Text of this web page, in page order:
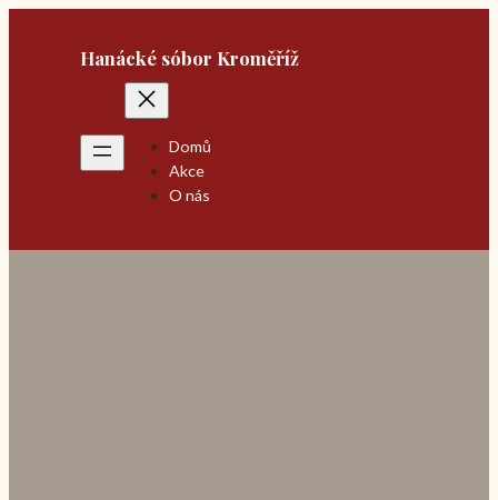
Hanácké sóbor Kroměříž
Domů
Akce
O nás